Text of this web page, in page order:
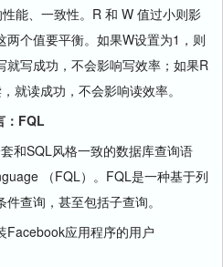
能、一致性。R 和 W 值过小则影
个值要平衡。如果W设置为1，则
就写成功，不会影响写效率；如果R
就读成功，不会影响读效率。
：FQL
SQL风格一致的数据库查询语
（FQL）。FQL是一种基于列
查询，甚至包括子查询。
应用程序的用户